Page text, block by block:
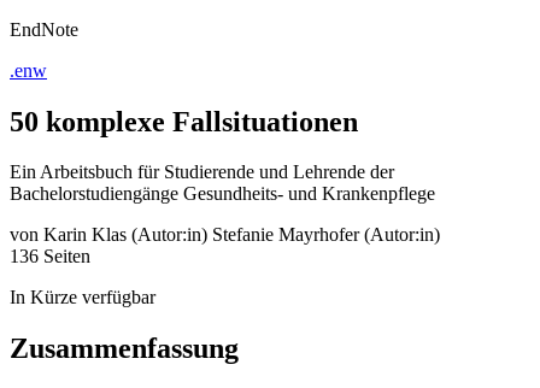
EndNote
.enw
50 komplexe Fallsituationen
Ein Arbeitsbuch für Studierende und Lehrende der
Bachelorstudiengänge Gesundheits- und Krankenpflege
von Karin Klas (Autor:in) Stefanie Mayrhofer (Autor:in)
136 Seiten
In Kürze verfügbar
Zusammenfassung